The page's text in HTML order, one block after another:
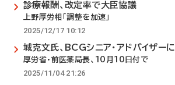
診療報酬、改定率で大臣協議
上野厚労相「調整を加速」
2025/12/17 10:12
城克文氏、BCGシニア・アドバイザーに
厚労省・前医薬局長、10月10日付で
2025/11/04 21:26